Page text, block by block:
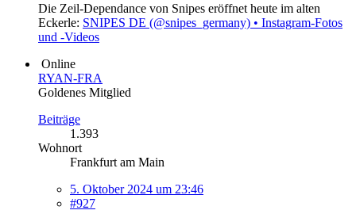
Die Zeil-Dependance von Snipes eröffnet heute im alten
Eckerle: SNIPES DE (@snipes_germany) • Instagram-Fotos
und -Videos
Online
RYAN-FRA
Goldenes Mitglied
Beiträge
1.393
Wohnort
Frankfurt am Main
5. Oktober 2024 um 23:46
#927